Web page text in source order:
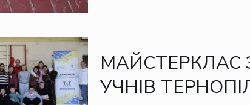
МАЙСТЕРКЛАС
УЧНІВ